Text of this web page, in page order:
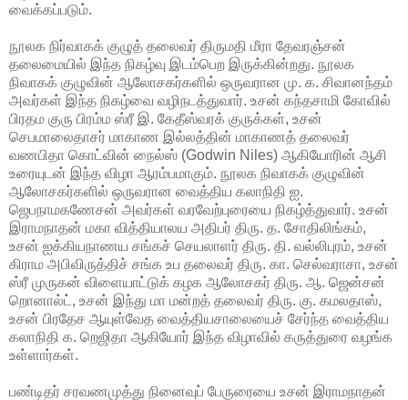
வைக்கப்படும்.
நூலக நிர்வாகக் குழுத் தலைவர் திருமதி மீரா தேவரஞ்சன்
தலைமையில் இந்த நிகழ்வு இடம்பெற இருக்கின்றது. நூலக
நிவாகக் குழுவின் ஆலோசகர்களில் ஒருவரான மு. க. சிவானந்தம்
அவர்கள் இந்த நிகழ்வை வழிநடத்துவார். உசன் கந்தசாமி கோவில்
பிரதம குரு பிரம்ம ஸ்ரீ இ. கேதீஸ்வரக் குருக்கள், உசன்
செபமாலைதாசர் மாகாண இல்லத்தின் மாகாணத் தலைவர்
வணபிதா கொட்வின் நைல்ஸ் (Godwin Niles) ஆகியோரின் ஆசி
உரையுடன் இந்த விழா ஆரம்பமாகும். நூலக நிவாகக் குழுவின்
ஆலோசகர்களில் ஒருவரான வைத்திய கலாநிதி ஐ.
ஜெபநாமகணேசன் அவர்கள் வரவேற்புரையை நிகழ்த்துவார். உசன்
இராமநாதன் மகா வித்தியாலய அதிபர் திரு. த. சோதிலிங்கம்,
உசன் ஐக்கியநாணய சங்கச் செயலாளர் திரு. தி. வல்லிபுரம், உசன்
கிராம அபிவிருத்திச் சங்க உப தலைவர் திரு. கா. செல்வராசா, உசன்
ஸ்ரீ முருகன் விளையாட்டுக் கழக ஆலோசகர் திரு. ஆ. ஜென்சன்
றொனால்ட், உசன் இந்து மா மன்றத் தலைவர் திரு. கு. கமலதாஸ்,
உசன் பிரதேச ஆயுள்வேத வைத்தியசாலையைச் சேர்ந்த வைத்திய
கலாநிதி க. றெஜிதா ஆகியோர் இந்த விழாவில் கருத்துரை வழங்க
உள்ளார்கள்.
பண்டிதர் சரவணமுத்து நினைவுப் பேருரையை உசன் இராமநாதன்